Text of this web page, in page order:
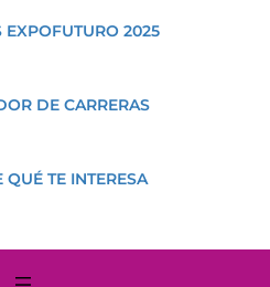
EXPOFUTURO 2025
DE CARRERAS
QUÉ TE INTERESA